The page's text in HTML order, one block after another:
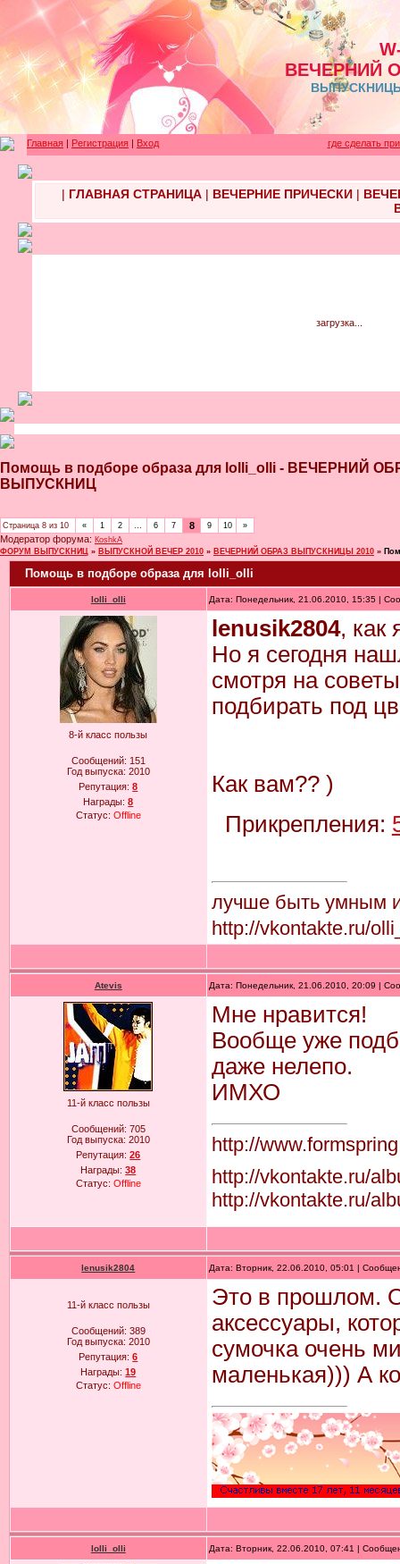
ВЕЧЕРНИЙ
Главная | Регистрация | Вход где сделать
| ГЛАВНАЯ СТРАНИЦА| ВЕЧЕРНИЕ ПРИЧЕСКИ|
загрузка...
Помощь в подборе образа для lolli_olli - ВЕЧЕРНИЙ
ВЫПУСКНИЦ
Страница 8 из 10 « 1 2 … 6 7 8 9 10 »
Модератор форума: КoshkA
ФОРУМ ВЫПУСКНИЦ » ВЫПУСКНОЙ ВЕЧЕР 2010 » ВЕЧЕРНИЙ ОБРАЗ ВЫПУСКНИЦЫ 2010 »
Помощь в подборе образа для lolli_olli
lolli_olli Дата: Понедельник, 21.06.2010, 15:35 |
8-й класс пользы
Сообщений: 151
Год выпуска: 2010
Репутация:8
Награды:8
Статус: Offline
lenusik2804, как
Но я сегодня
смотря на
подбирать под
Как вам?? )
Прикрепления:
лучше быть умным и
http://vkontakte.ru/
Atevis Дата: Понедельник, 21.06.2010, 20:09 |
11-й класс пользы
Сообщений: 705
Год выпуска: 2010
Репутация:26
Награды:38
Статус: Offline
Мне нравится!
Вообще уже
даже нелепо.
ИМХО
http://
http://vkontakte.ru/
http://vkontakte.ru/
lenusik2804 Дата: Вторник, 22.06.2010, 05:01 |
11-й класс пользы
Сообщений: 389
Год выпуска: 2010
Репутация:6
Награды:19
Статус: Offline
Это в прошлом.
аксессуары,
сумочка очень
маленькая))) А
lolli_olli Дата: Вторник, 22.06.2010, 07:41 |